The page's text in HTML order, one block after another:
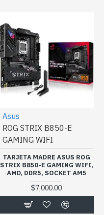
Asus
ROG STRIX B850-E
GAMING WIFI
TARJETA MADRE ASUS ROG
STRIX B850-E GAMING WIFI,
AMD, DDR5, SOCKET AM5
$7,000.00